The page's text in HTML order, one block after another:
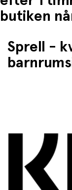
butiken
Sprell -